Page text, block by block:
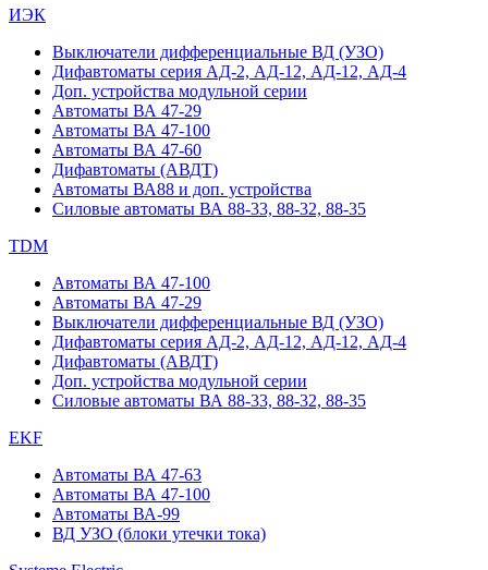
ИЭК
Выключатели дифференциальные ВД (УЗО)
Дифавтоматы серия АД-2, АД-12, АД-12, АД-4
Доп. устройства модульной серии
Автоматы ВА 47-29
Автоматы ВА 47-100
Автоматы ВА 47-60
Дифавтоматы (АВДТ)
Автоматы ВА88 и доп. устройства
Силовые автоматы ВА 88-33, 88-32, 88-35
TDM
Автоматы ВА 47-100
Автоматы ВА 47-29
Выключатели дифференциальные ВД (УЗО)
Дифавтоматы серия АД-2, АД-12, АД-12, АД-4
Дифавтоматы (АВДТ)
Доп. устройства модульной серии
Силовые автоматы ВА 88-33, 88-32, 88-35
EKF
Автоматы ВА 47-63
Автоматы ВА 47-100
Автоматы ВА-99
ВД УЗО (блоки утечки тока)